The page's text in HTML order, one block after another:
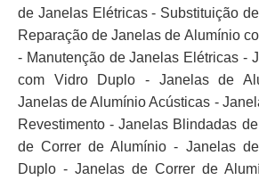
de Janelas Elétricas - Substituição
Reparação de Janelas de Alumínio
- Manutenção de Janelas Elétricas -
com Vidro Duplo - Janelas de
Janelas de Alumínio Acústicas -
Revestimento - Janelas Blindadas
de Correr de Alumínio - Janelas
Duplo - Janelas de Correr de